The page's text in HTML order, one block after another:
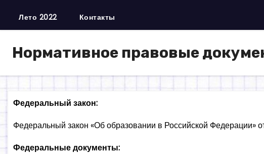
о
Лето 2022 Контакты
Нормативное правовые
Федеральный закон:
Федеральный закон «Об образовании в Российской Федерации»
Федеральные документы: